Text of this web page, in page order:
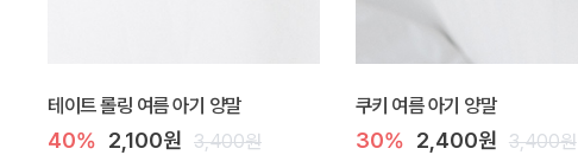
테이트 롤링 여름 아기 양말
40% 2,100원 3,400원
쿠키 여름 아기 양말
30% 2,400원 3,400원